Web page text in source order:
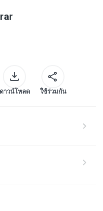
ดาวน์โหลด ใช้ร่วมกัน